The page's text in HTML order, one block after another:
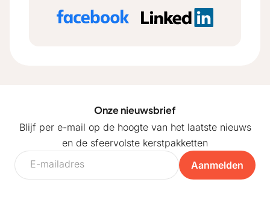
Onze nieuwsbrief
Blijf per e-mail op de hoogte van het laatste nieuws
en de sfeervolste kerstpakketten
Aanmelden